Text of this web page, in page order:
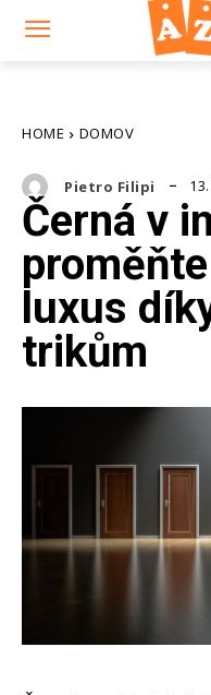
HOME DOMOV
Pietro Filipi
Černá v
luxus
trikům